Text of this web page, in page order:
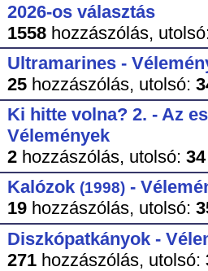
2026-os választás
1558hozzászólás,
Ultramarines -
25hozzászólás, utolsó:
Ki hitte volna? 2. - Az
Vélemények
2hozzászólás, utolsó:
Kalózok (1998)-
19hozzászólás, utolsó:
Diszkópatkányok -
271hozzászólás, utolsó: